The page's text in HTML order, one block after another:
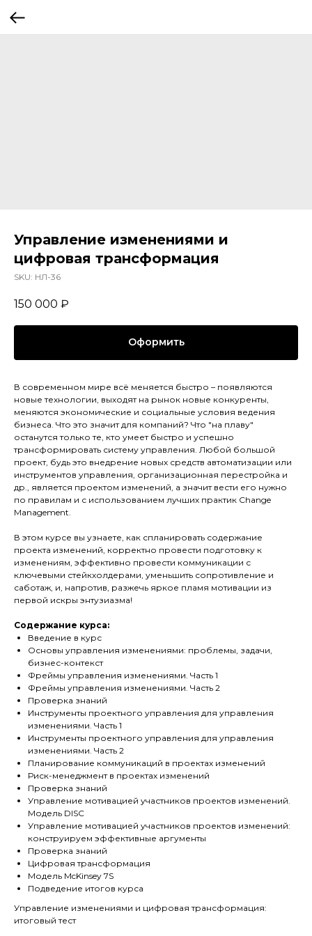
Управление изменениями и
цифровая трансформация
SKU: НЛ-36
150 000 ₽
Оформить
В современном мире всё меняется быстро – появляются
новые технологии, выходят на рынок новые конкуренты,
меняются экономические и социальные условия ведения
бизнеса. Что это значит для компаний? Что "на плаву"
останутся только те, кто умеет быстро и успешно
трансформировать систему управления. Любой большой
проект, будь это внедрение новых средств автоматизации или
инструментов управления, организационная перестройка и
др., является проектом изменений, а значит вести его нужно
по правилам и с использованием лучших практик Change
Management.
В этом курсе вы узнаете, как спланировать содержание
проекта изменений, корректно провести подготовку к
изменениям, эффективно провести коммуникации с
ключевыми стейкхолдерами, уменьшить сопротивление и
саботаж, и, напротив, разжечь яркое пламя мотивации из
первой искры энтузиазма!
Содержание курса:
Введение в курс
Основы управления изменениями: проблемы, задачи,
бизнес-контекст
Фреймы управления изменениями. Часть 1
Фреймы управления изменениями. Часть 2
Проверка знаний
Инструменты проектного управления для управления
изменениями. Часть 1
Инструменты проектного управления для управления
изменениями. Часть 2
Планирование коммуникаций в проектах изменений
Риск-менеджмент в проектах изменений
Проверка знаний
Управление мотивацией участников проектов изменений.
Модель DISC
Управление мотивацией участников проектов изменений:
конструируем эффективные аргументы
Проверка знаний
Цифровая трансформация
Модель McKinsey 7S
Подведение итогов курса
Управление изменениями и цифровая трансформация:
итоговый тест